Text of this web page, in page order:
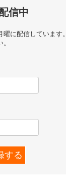
信中
に配信しています。